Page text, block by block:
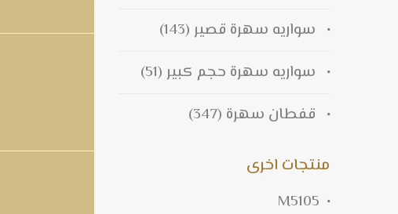
سواريه سهرة قصير (143)
سواريه سهرة حجم كبير (51)
قفطان سهرة (347)
منتجات اخرى
M5105